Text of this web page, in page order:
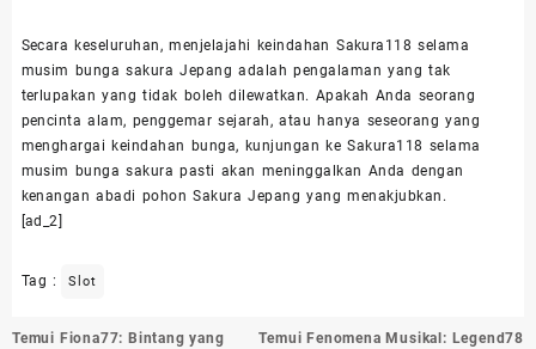
Secara keseluruhan, menjelajahi keindahan Sakura118 selama
musim bunga sakura Jepang adalah pengalaman yang tak
terlupakan yang tidak boleh dilewatkan. Apakah Anda seorang
pencinta alam, penggemar sejarah, atau hanya seseorang yang
menghargai keindahan bunga, kunjungan ke Sakura118 selama
musim bunga sakura pasti akan meninggalkan Anda dengan
kenangan abadi pohon Sakura Jepang yang menakjubkan.
[ad_2]
Tag : Slot
Post
Temui Fiona77: Bintang yang
Temui Fenomena Musikal: Legend78